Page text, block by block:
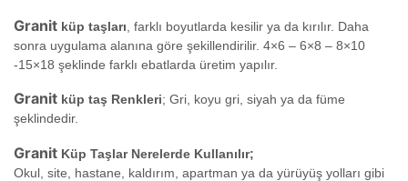
Granit küp taşları , farklı boyutlarda kesilir ya da kırılır. Daha
sonra uygulama alanına göre şekillendirilir. 4×6 – 6×8 – 8×10
-15×18 şeklinde farklı ebatlarda üretim yapılır.
Granit küp taş Renkleri; Gri, koyu gri, siyah ya da füme
şeklindedir.
Granit Küp Taşlar Nerelerde Kullanılır;
Okul, site, hastane, kaldırım, apartman ya da yürüyüş yolları gibi